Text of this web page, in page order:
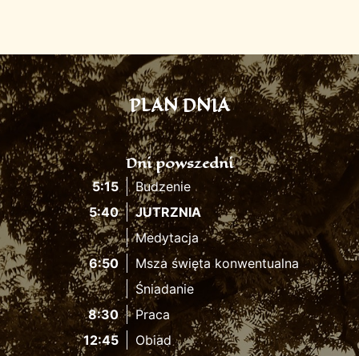
PLAN DNIA
Dni powszedni
5:15
Budzenie
5:40
JUTRZNIA
Medytacja
6:50
Msza święta konwentualna
Śniadanie
8:30
Praca
12:45
Obiad